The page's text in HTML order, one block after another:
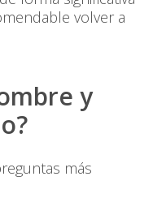
volver a
y
más